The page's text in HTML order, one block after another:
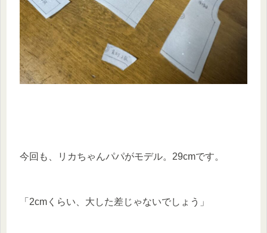
今回も、リカちゃんパパがモデル。29cmです。
「2cmくらい、大した差じゃないでしょう」